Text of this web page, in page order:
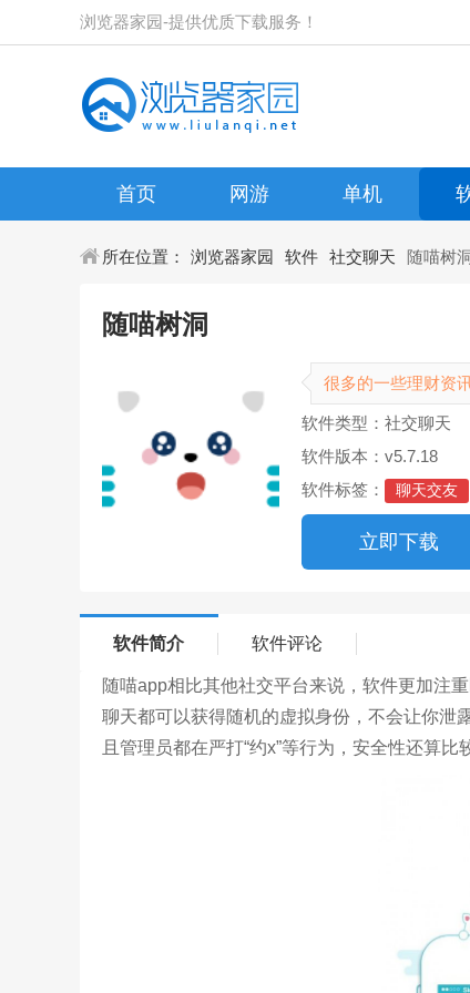
浏览器家园-提供优质下载服务！
首页 网游 单机
所在位置： 浏览器家园 软件 社交聊天 随喵树
随喵树洞
很多的一些理财资
软件类型：社交聊天
软件版本：v5.7.18
软件标签：
聊天交友
立即下载
软件简介 软件评论
随喵app相比其他社交平台来说，软件更加注
聊天都可以获得随机的虚拟身份，不会让你泄
且管理员都在严打“约x”等行为，安全性还算比